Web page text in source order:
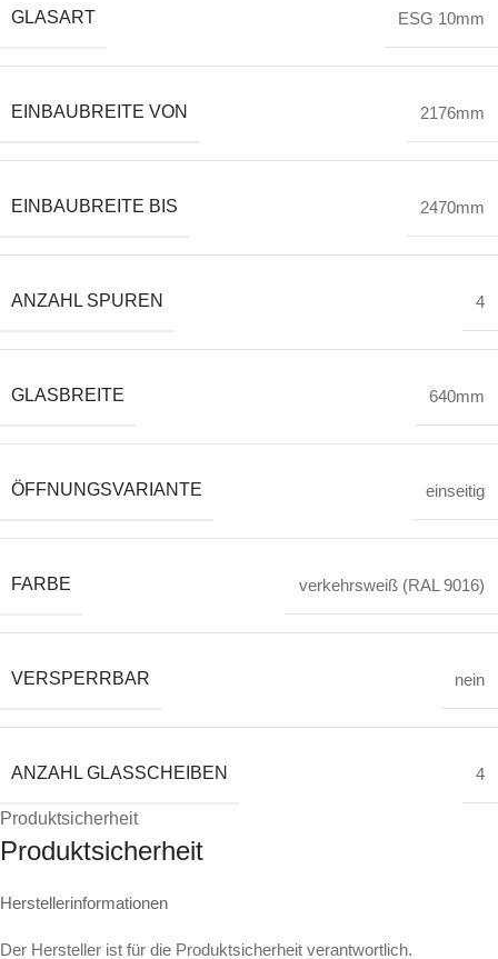
GLASART ESG 10mm
EINBAUBREITE VON 2176mm
EINBAUBREITE BIS 2470mm
ANZAHL SPUREN 4
GLASBREITE 640mm
ÖFFNUNGSVARIANTE einseitig
FARBE verkehrsweiß (RAL 9016)
VERSPERRBAR nein
ANZAHL GLASSCHEIBEN 4
Produktsicherheit
Produktsicherheit
Herstellerinformationen
Der Hersteller ist für die Produktsicherheit verantwortlich.